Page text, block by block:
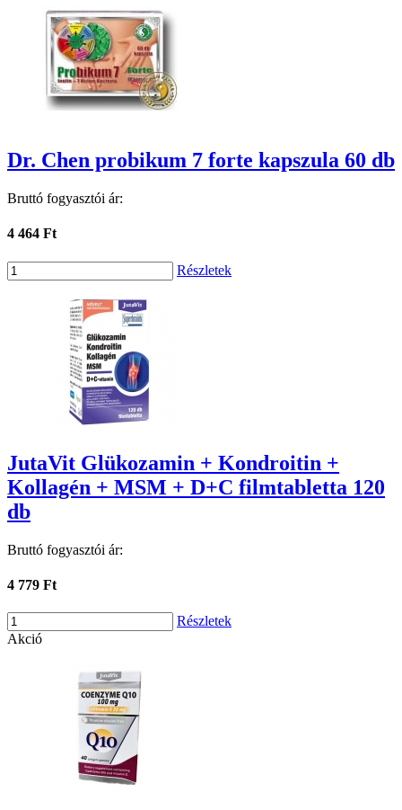
Dr. Chen probikum 7 forte kapszula 60 db
Bruttó fogyasztói ár:
4 464 Ft
Részletek
JutaVit Glükozamin + Kondroitin +
Kollagén + MSM + D+C filmtabletta 120
db
Bruttó fogyasztói ár:
4 779 Ft
Részletek
Akció